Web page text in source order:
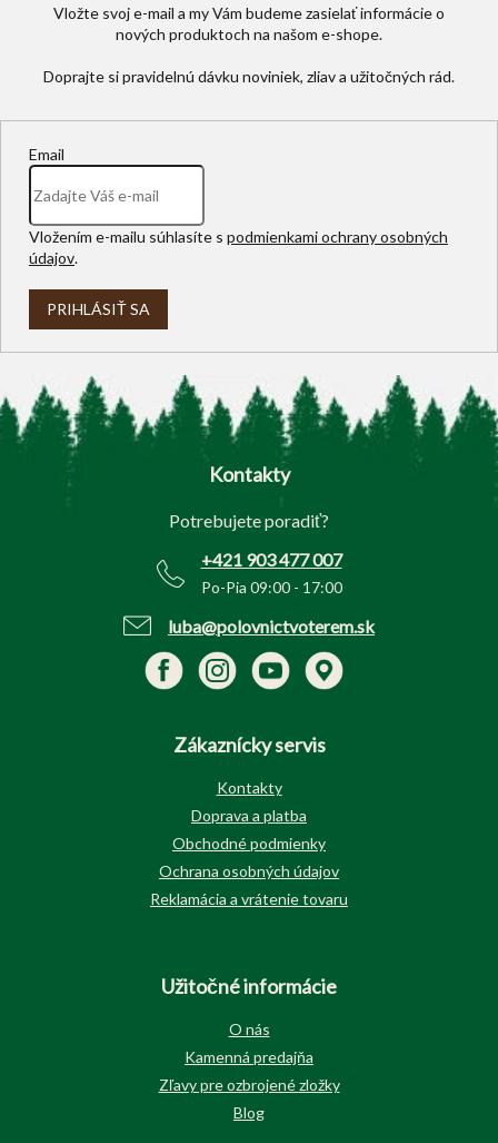
y
v
p
s
Vložte svoj e-mail a my Vám budeme zasielať informácie o
nových produktoch na našom e-shope.
Email
Vložením e-mailu súhlasíte s podmienkami ochrany osobných
údajov.
PRIHLÁSIŤ SA
Z
Kontakty
Potrebujete poradiť?
+421 903 477 007
Po-Pia 09:00 - 17:00
luba@polovnictvoterem.sk
Zákaznícky servis
Kontakty
Doprava a platba
Obchodné podmienky
Ochrana osobných údajov
Reklamácia a vrátenie tovaru
Užitočné informácie
O nás
Kamenná predajňa
Zľavy pre ozbrojené zložky
Blog